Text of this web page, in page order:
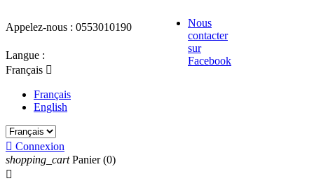
Appelez-nous : 0553010190
Nous
contacter
sur
Facebook
Langue :
Français 
Français
English
 Connexion
shopping_cart Panier (0)
